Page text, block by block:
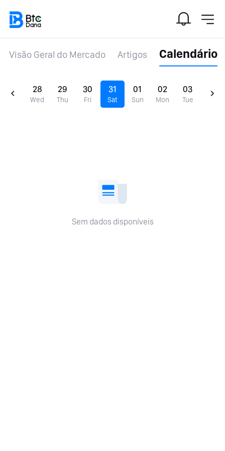
Visão Geral do Mercado Artigos Calendário
28
Wed
29
Thu
30
Fri
31
Sat
01
Sun
02
Mon
03
Tue
Sem dados disponíveis